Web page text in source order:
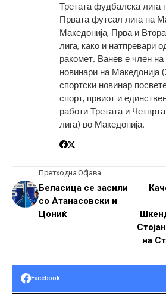
Третата фудбалска лига
Првата футсал лига на
Македонија, Прва и
лига, како и натпревари
ракомет. Ванев е член
новинари на
спортски новинар
спорт, првиот и
работи Третата и
лига) во Македонија.
Претходна Објава
Беласица се засили
со Атанасовски и
Цониќ
на
Facebook